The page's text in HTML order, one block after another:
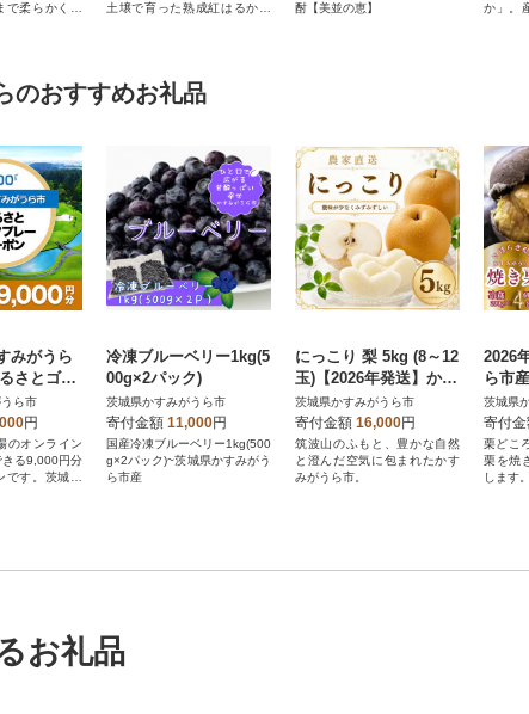
で柔らかくじ
土壌で育った熟成紅はるかの
酎【美並の恵】
か」。
のおすすめお礼品
みがうら
さとゴル
ポン(9,00
ら市
円
のオンライン
る9,000円分
す。茨城県
冷凍ブルーベリー1kg(5
00g×2パック)
茨城県かすみがうら市
寄付金額 11,000円
国産冷凍ブルーベリー1kg(500
g×2パック)~茨城県かすみがう
ら市産
にっこり 梨 5kg (8～12
玉)【2026年発送】かす
みがうら市
茨城県かすみがうら市
寄付金額 16,000円
筑波山のふもと、豊かな自然
と澄んだ空気に包まれたかす
みがうら市。
2026
ら市
×4袋
茨城県
寄付
栗どこ
栗を焼
します。
お礼品